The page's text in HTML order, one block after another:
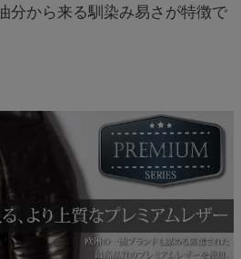
分から来る馴染み易さが特徴で